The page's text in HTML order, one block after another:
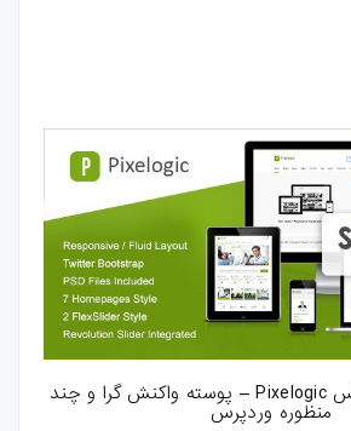
دانلود قالب وردپرس Pixelogic – پوسته واکنش گرا و چند
منظوره وردپرس